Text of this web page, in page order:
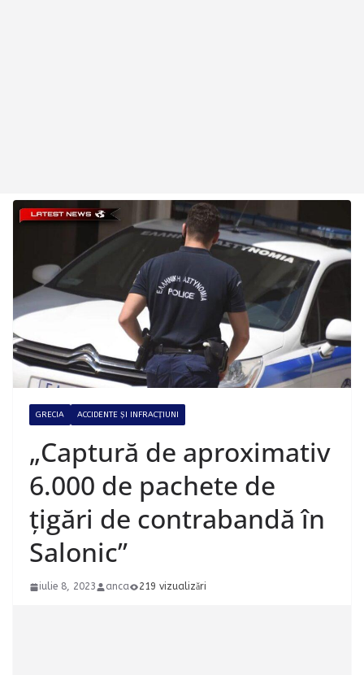
GRECIA ACCIDENTE ȘI INFRACȚIUNI
„Captură de aproximativ
6.000 de pachete de
țigări de contrabandă în
Salonic”
iulie 8, 2023 anca 219 vizualizări